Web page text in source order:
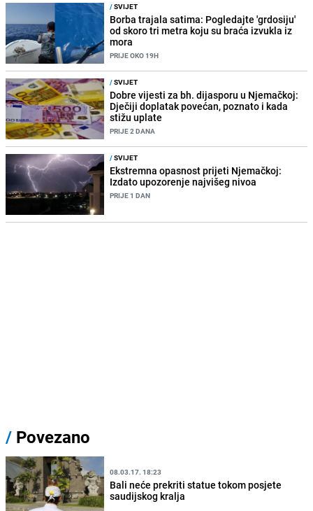
/SVIJET
Borba trajala satima: Pogledajte 'grdosiju'
od skoro tri metra koju su braća izvukla iz
mora
PRIJE OKO 19H
/SVIJET
Dobre vijesti za bh. dijasporu u Njemačkoj:
Dječiji doplatak povećan, poznato i kada
stižu uplate
PRIJE 2 DANA
/SVIJET
Ekstremna opasnost prijeti Njemačkoj:
Izdato upozorenje najvišeg nivoa
PRIJE 1 DAN
/ Povezano
08.03.17. 18:23
Bali neće prekriti statue tokom posjete
saudijskog kralja